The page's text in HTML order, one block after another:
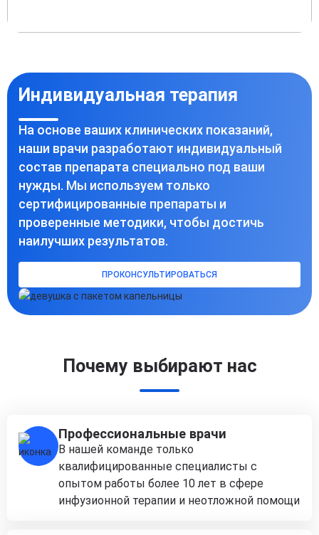
Индивидуальная терапия
На основе ваших клинических показаний,
наши врачи разработают индивидуальный
состав препарата специально под ваши
нужды. Мы используем только
сертифицированные препараты и
проверенные методики, чтобы достичь
наилучших результатов.
ПРОКОНСУЛЬТИРОВАТЬСЯ
Почему выбирают нас
Профессиональные врачи
В нашей команде только
квалифицированные специалисты с
опытом работы более 10 лет в сфере
инфузионной терапии и неотложной помощи